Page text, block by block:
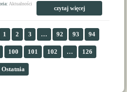
czytaj więcej
Aktualności
1 2 3 … 92 93 94
100 101 102 … 126
Ostatnia